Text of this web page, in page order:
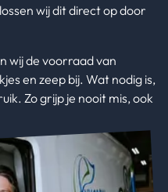
wij dit direct op door
wij de voorraad van
en zeep bij. Wat nodig is,
Zo grijp je nooit mis, ook